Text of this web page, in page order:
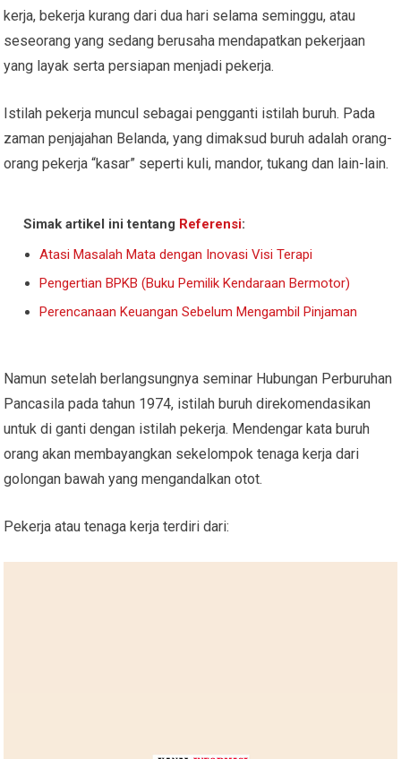
kerja, bekerja kurang dari dua hari selama seminggu, atau
seseorang yang sedang berusaha mendapatkan pekerjaan
yang layak serta persiapan menjadi pekerja.
Istilah pekerja muncul sebagai pengganti istilah buruh. Pada
zaman penjajahan Belanda, yang dimaksud buruh adalah orang-
orang pekerja “kasar” seperti kuli, mandor, tukang dan lain-lain.
Simak artikel ini tentang Referensi:
Atasi Masalah Mata dengan Inovasi Visi Terapi
Pengertian BPKB (Buku Pemilik Kendaraan Bermotor)
Perencanaan Keuangan Sebelum Mengambil Pinjaman
Namun setelah berlangsungnya seminar Hubungan Perburuhan
Pancasila pada tahun 1974, istilah buruh direkomendasikan
untuk di ganti dengan istilah pekerja. Mendengar kata buruh
orang akan membayangkan sekelompok tenaga kerja dari
golongan bawah yang mengandalkan otot.
Pekerja atau tenaga kerja terdiri dari: